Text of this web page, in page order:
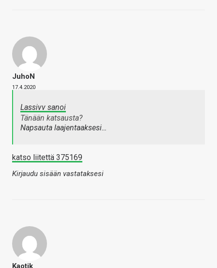
JuhoN
17.4.2020
Lassivv sanoi
Tänään katsausta?
Napsauta laajentaaksesi…
katso liitettä 375169
Kirjaudu sisään vastataksesi
Kaotik